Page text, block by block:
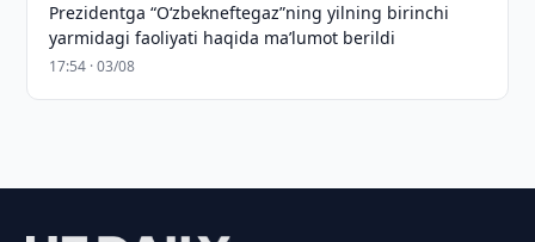
Prezidentga “Oʻzbekneftegaz”ning yilning birinchi
yarmidagi faoliyati haqida maʼlumot berildi
17:54 · 03/08